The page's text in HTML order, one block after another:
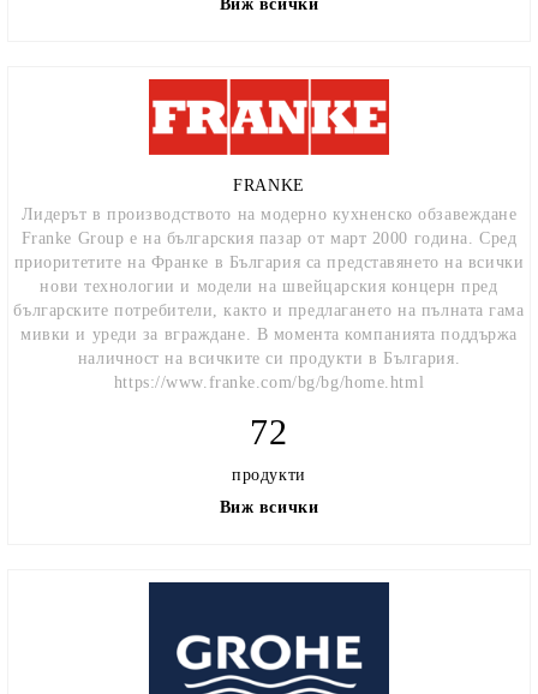
Виж всички
FRANKE
Лидерът в производството на модерно кухненско обзавеждане
Franke Group е на българския пазар от март 2000 година. Сред
приоритетите на Франке в България са представянето на всички
нови технологии и модели на швейцарския концерн пред
българските потребители, както и предлагането на пълната гама
мивки и уреди за вграждане. В момента компанията поддържа
наличност на всичките си продукти в България.
https://www.franke.com/bg/bg/home.html
72
продукти
Виж всички